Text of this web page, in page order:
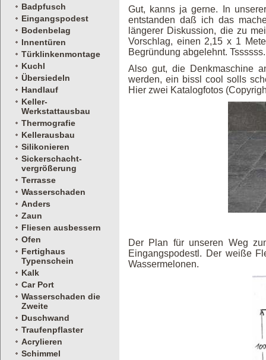
Badpfusch
Eingangspodest
Bodenbelag
Innentüren
Türklinkenmontage
Kuchl
Übersiedeln
Handlauf
Keller-
Werkstattausbau
Thermografie
Kellerausbau
Silikonieren
Sickerschacht-
vergrößerung
Terrasse
Wasserschaden
Anders
Zaun
Fliesen ausbessern
Ofen
Fertighaus
Typenschein
Kalk
Car Port
Wasserschaden die
Zweite
Duschwand
Traufenpflaster
Acrylieren
Schimmel
Gut, kanns ja gerne. In
entstanden daß ich das
längerer Diskussion, die zu
Vorschlag, einen 2,15 x 1
Begründung abgelehnt.
Also gut, die Denkmaschine
werden, ein bissl cool solls
Hier zwei Katalogfotos
Der Plan für unseren Weg
Eingangspodestl. Der weiße
Wassermelonen.